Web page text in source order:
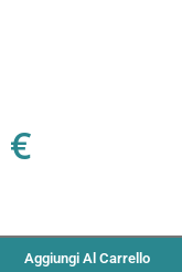
€
Aggiungi Al Carrello